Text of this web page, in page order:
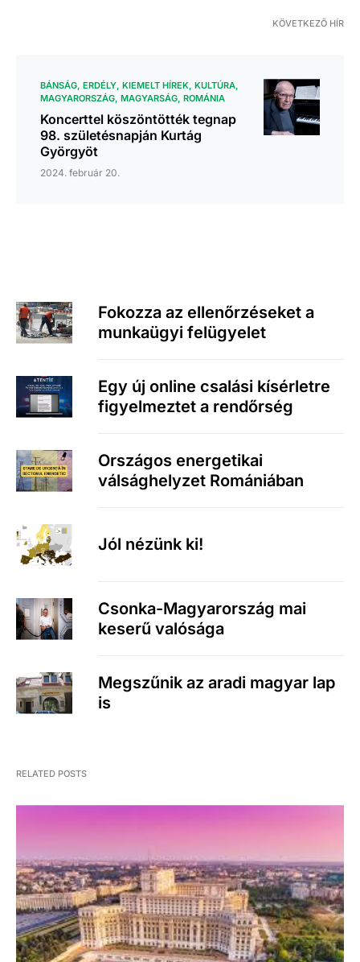
KÖVETKEZŐ HÍR
BÁNSÁG ERDÉLY KIEMELT HÍREK KULTÚRA
MAGYARORSZÁG MAGYARSÁG ROMÁNIA
Koncerttel köszöntötték tegnap
98. születésnapján Kurtág
Györgyöt
2024. február 20.
Fokozza az ellenőrzéseket a
munkaügyi felügyelet
Egy új online csalási kísérletre
figyelmeztet a rendőrség
Országos energetikai
válsághelyzet Romániában
Jól nézünk ki!
Csonka-Magyarország mai
keserű valósága
Megszűnik az aradi magyar lap
is
RELATED POSTS